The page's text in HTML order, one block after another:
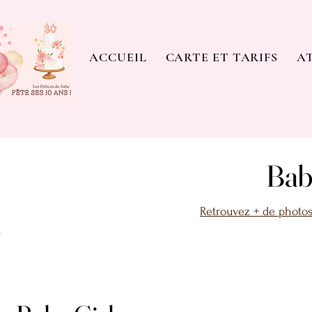
ACCUEIL CARTE ET TARIFS
Retrouvez + de